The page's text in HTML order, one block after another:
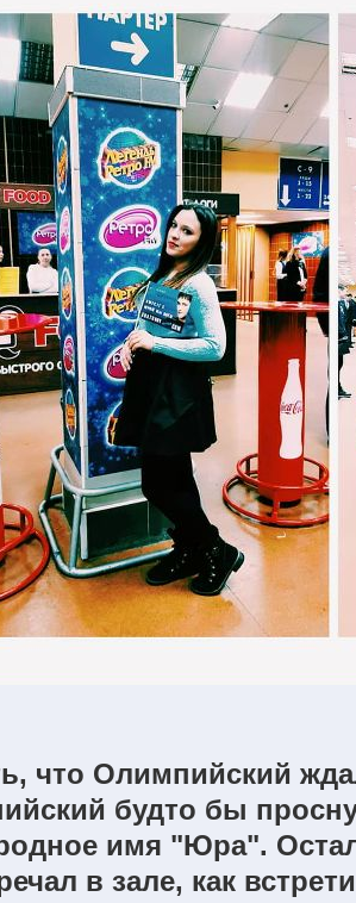
что Олимпийский
будто бы
имя "Юра".
в зале, как